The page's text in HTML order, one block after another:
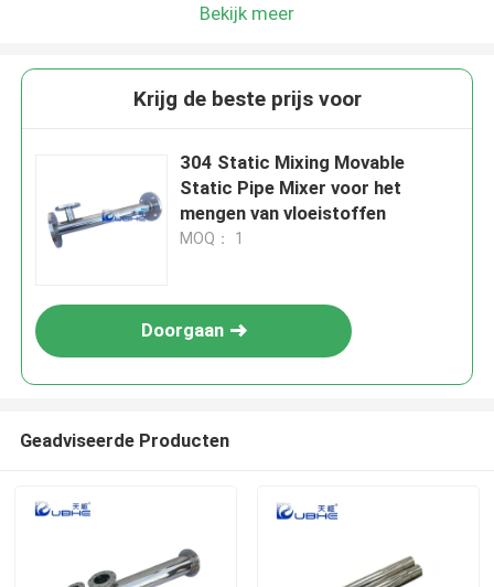
Bekijk meer
Krijg de beste prijs voor
304 Static Mixing Movable
Static Pipe Mixer voor het
mengen van vloeistoffen
MOQ： 1
Doorgaan
Geadviseerde Producten